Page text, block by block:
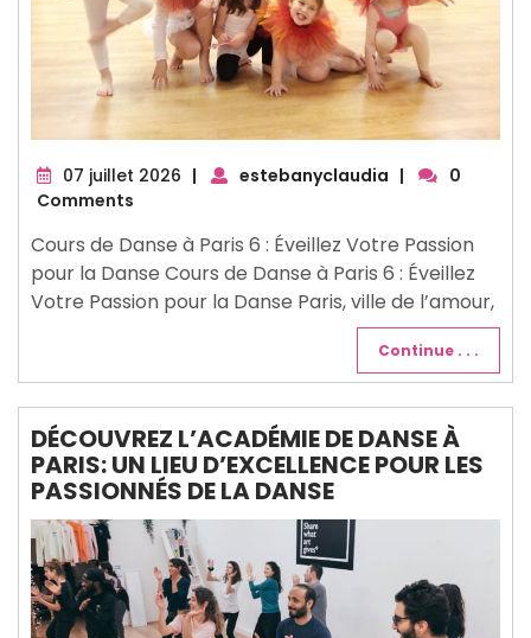
07 juillet 2026 07
| estebanyclaudia |
0
Comments
Cours de Danse à Paris 6 : Éveillez Votre Passion
pour la Danse Cours de Danse à Paris 6 : Éveillez
Votre Passion pour la Danse Paris, ville de l’amour,
Continue . . .
DÉCOUVREZ L’ACADÉMIE DE DANSE À
PARIS: UN LIEU D’EXCELLENCE POUR LES
PASSIONNÉS DE LA DANSE